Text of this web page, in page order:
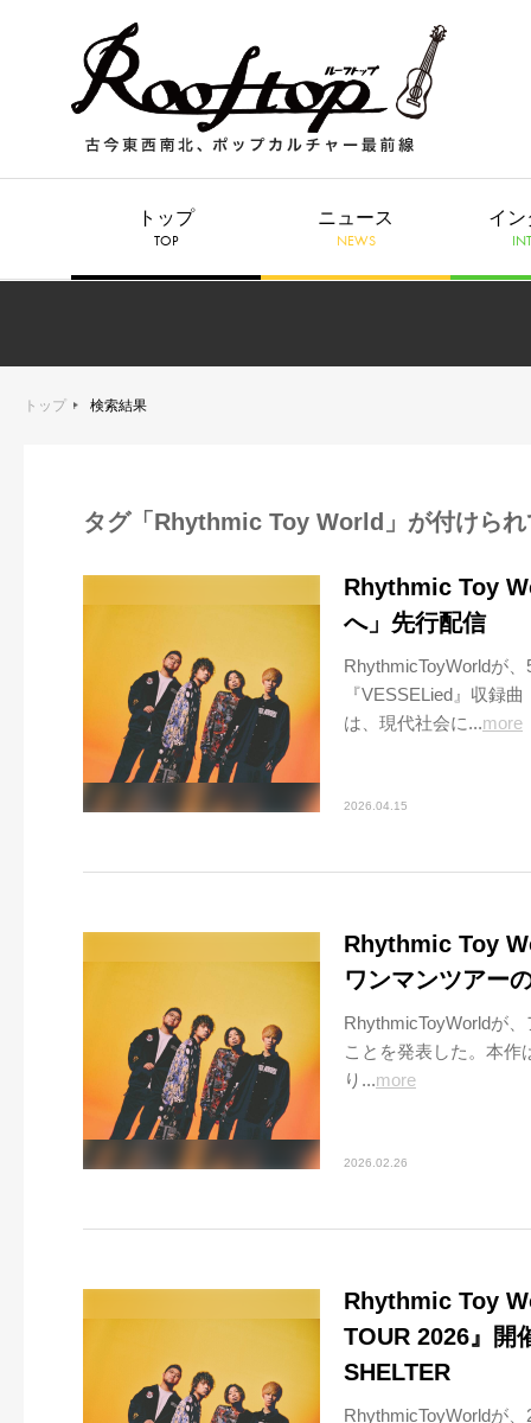
トップ
TOP
ニュース
NEWS
イン
トップ 検索結果
タグ「Rhythmic Toy World」が付けられ
Rhythmic Toy
へ」先行配信
RhythmicToyWorldが
『VESSELied』収録
は、現代社会に...more
2026.04.15
Rhythmic Toy
ワンマンツアー
RhythmicToyWorldが
ことを発表した。本作
り...more
2026.02.26
Rhythmic Toy
TOUR 2026』開
SHELTER
RhythmicToyWorldが